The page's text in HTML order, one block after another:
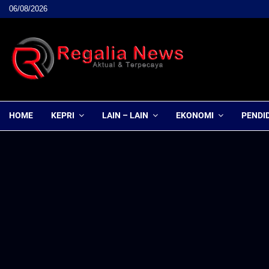
06/08/2026
HOME KEPRI LAIN – LAIN EKONOMI